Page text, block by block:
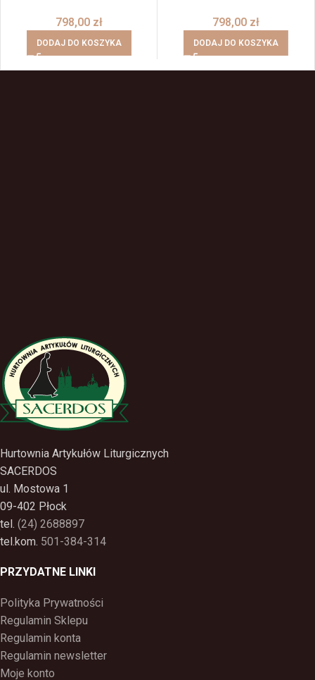
798,00 zł
DODAJ DO KOSZYKA
798,00 zł
DODAJ DO KOSZYKA
Hurtownia Artykułów Liturgicznych
SACERDOS
ul. Mostowa 1
09-402 Płock
tel. (24) 2688897
tel.kom. 501-384-314
PRZYDATNE LINKI
Polityka Prywatności
Regulamin Sklepu
Regulamin konta
Regulamin newsletter
Moje konto